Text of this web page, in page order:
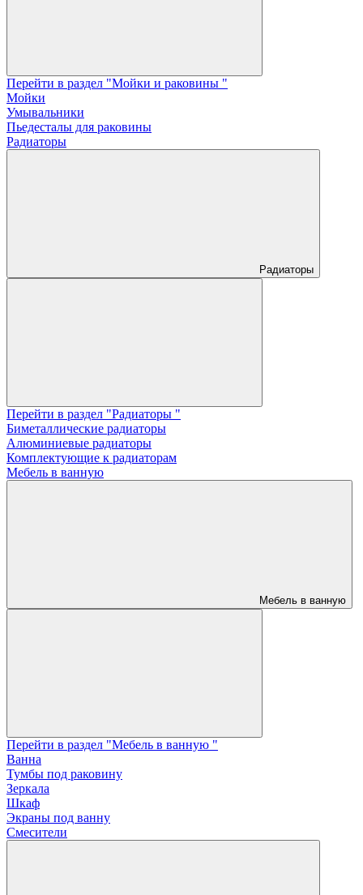
Перейти в раздел "Мойки и раковины "
Мойки
Умывальники
Пьедесталы для раковины
Радиаторы
Радиаторы
Перейти в раздел "Радиаторы "
Биметаллические радиаторы
Алюминиевые радиаторы
Комплектующие к радиаторам
Мебель в ванную
Мебель в ванную
Перейти в раздел "Мебель в ванную "
Ванна
Тумбы под раковину
Зеркала
Шкаф
Экраны под ванну
Смесители